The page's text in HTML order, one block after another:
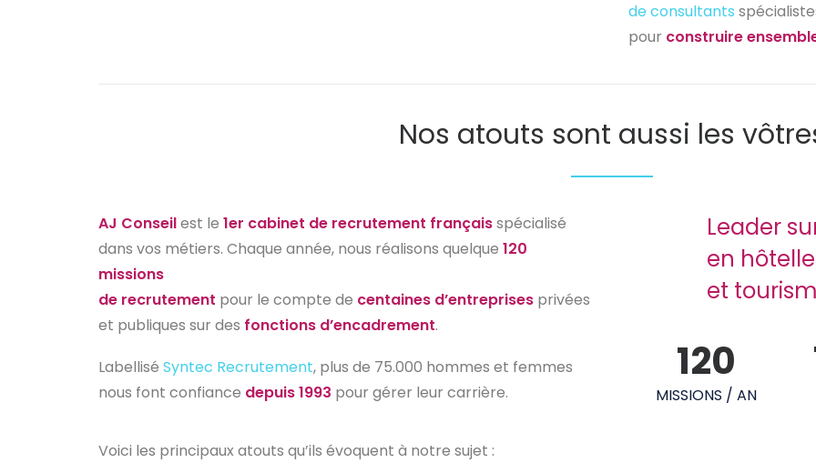
de consultants
pour construire
Nos atouts sont aussi les
AJ Conseilest le 1er cabinet de recrutement françaisspécialisé
dans vos métiers. Chaque année, nous réalisons quelque 120
missions
de recrutement pour le compte de centaines d’entreprises privées
et publiques sur des fonctions d’encadrement.
Labellisé Syntec Recrutement, plus de 75.000 hommes et femmes
nous font confiance depuis 1993 pour gérer leur carrière.
Voici les principaux atouts qu’ils évoquent à notre sujet :
Leader
en
et
120
MISSIONS / AN